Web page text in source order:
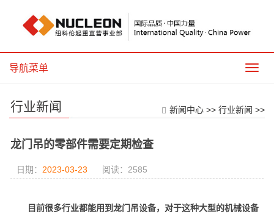
导
单
导航菜单
行业新闻 新闻中心 >> 行业新闻 >>
龙门吊的零部件需要定期检查
日期： 2023-03-23 阅读： 2585
目前很多行业都能用到龙门吊设备，对于这种大型的机械设备